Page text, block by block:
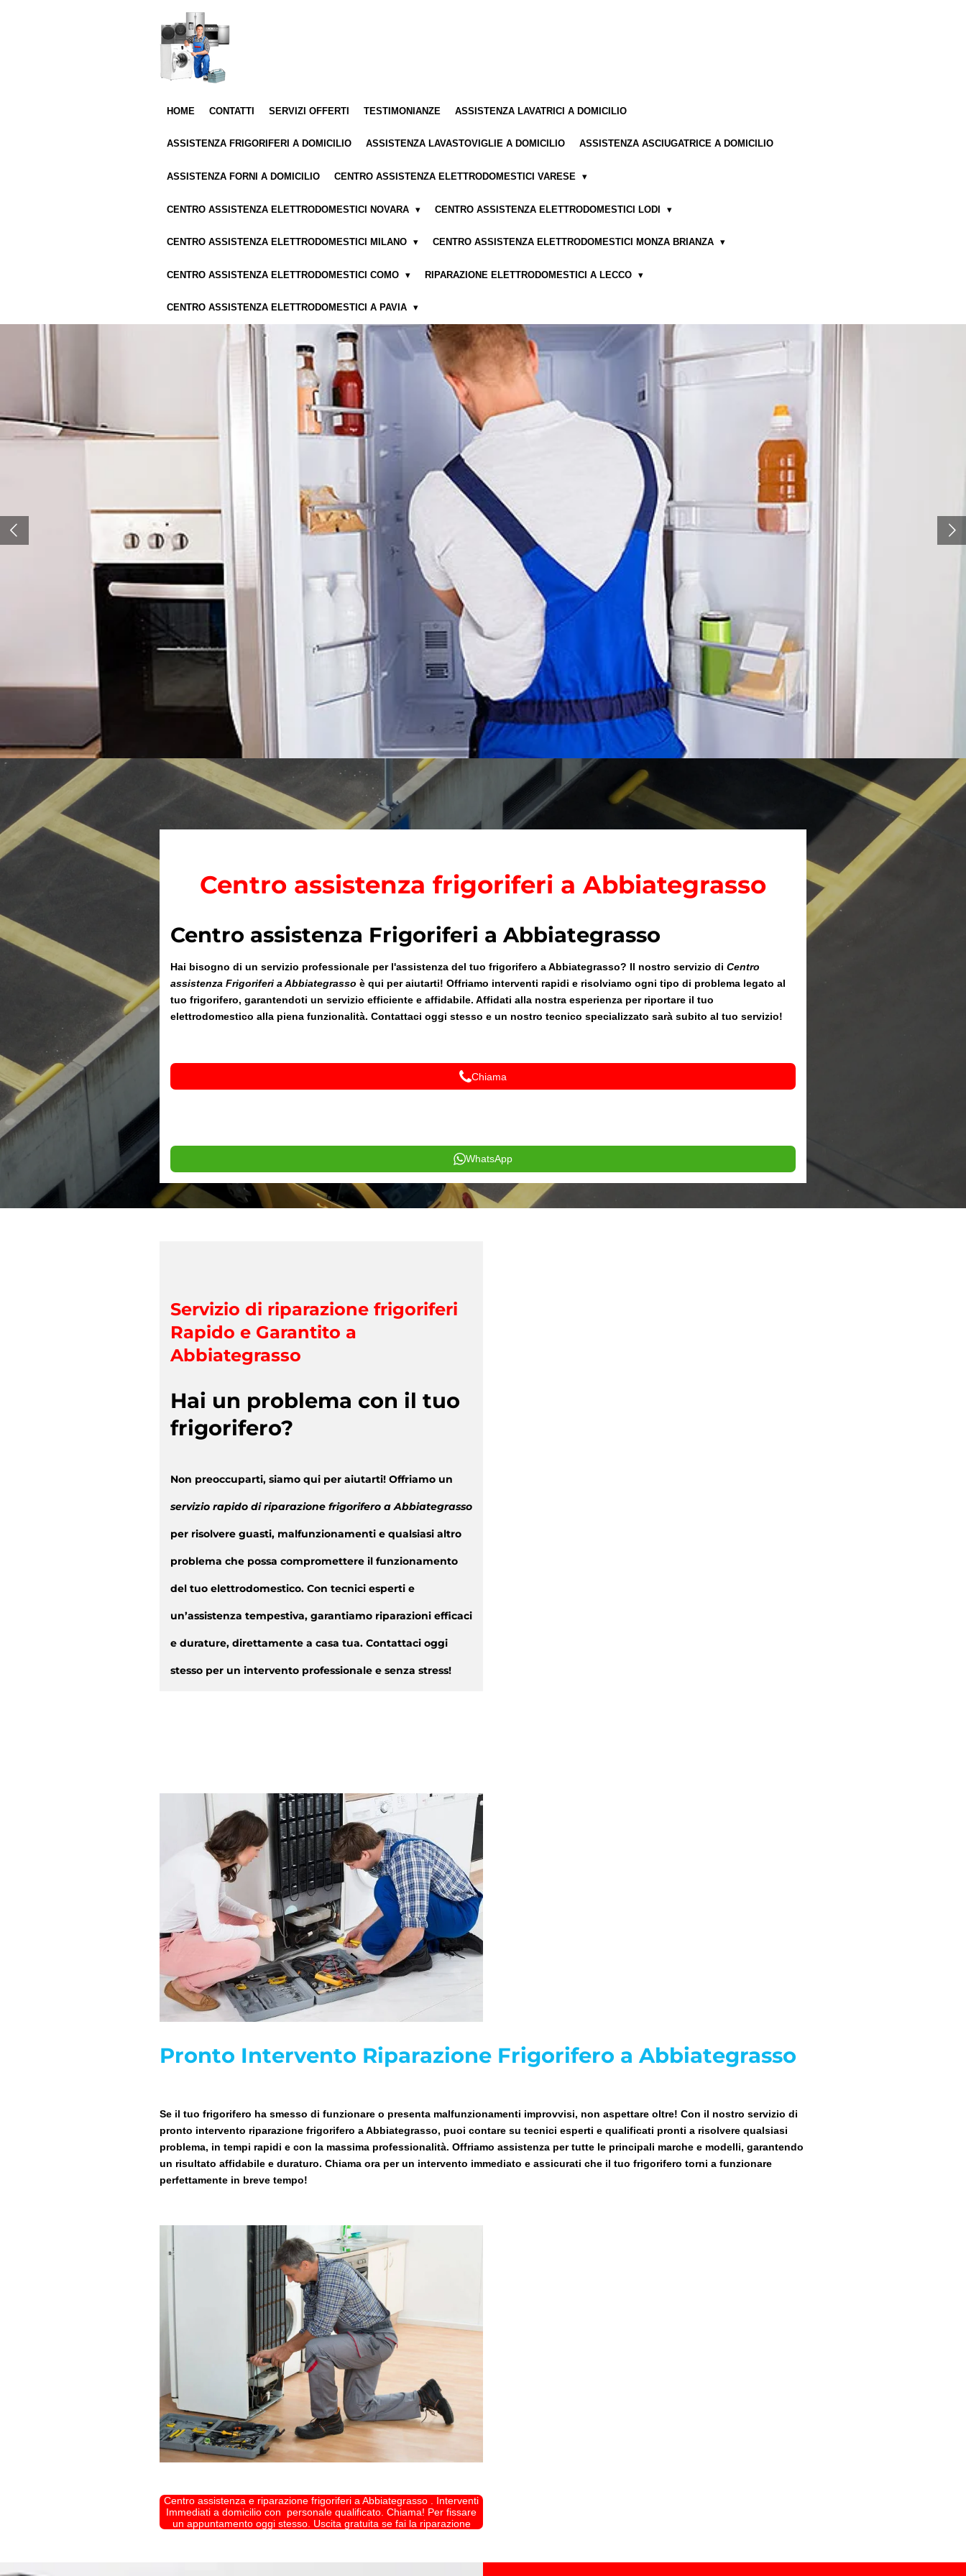
HOME CONTATTI SERVIZI OFFERTI TESTIMONIANZE ASSISTENZA LAVATRICI A DOMICILIO
ASSISTENZA FRIGORIFERI A DOMICILIO ASSISTENZA LAVASTOVIGLIE A DOMICILIO ASSISTENZA ASCIUGATRICE A DOMICILIO
ASSISTENZA FORNI A DOMICILIO CENTRO ASSISTENZA ELETTRODOMESTICI VARESE
CENTRO ASSISTENZA ELETTRODOMESTICI NOVARA CENTRO ASSISTENZA ELETTRODOMESTICI LODI
CENTRO ASSISTENZA ELETTRODOMESTICI MILANO CENTRO ASSISTENZA ELETTRODOMESTICI MONZA BRIANZA
CENTRO ASSISTENZA ELETTRODOMESTICI COMO RIPARAZIONE ELETTRODOMESTICI A LECCO
CENTRO ASSISTENZA ELETTRODOMESTICI A PAVIA
Centro assistenza frigoriferi a Abbiategrasso
Centro assistenza Frigoriferi a Abbiategrasso
Hai bisogno di un servizio professionale per l'assistenza del tuo frigorifero a Abbiategrasso? Il nostro servizio di Centro
assistenza Frigoriferi a Abbiategrasso è qui per aiutarti! Offriamo interventi rapidi e risolviamo ogni tipo di problema legato al
tuo frigorifero, garantendoti un servizio efficiente e affidabile. Affidati alla nostra esperienza per riportare il tuo
elettrodomestico alla piena funzionalità. Contattaci oggi stesso e un nostro tecnico specializzato sarà subito al tuo servizio!
Chiama
WhatsApp
Servizio di riparazione frigoriferi
Rapido e Garantito a
Abbiategrasso
Hai un problema con il tuo
frigorifero?
Non preoccuparti, siamo qui per aiutarti! Offriamo un
servizio rapido di riparazione frigorifero a Abbiategrasso
per risolvere guasti, malfunzionamenti e qualsiasi altro
problema che possa compromettere il funzionamento
del tuo elettrodomestico. Con tecnici esperti e
un’assistenza tempestiva, garantiamo riparazioni efficaci
e durature, direttamente a casa tua. Contattaci oggi
stesso per un intervento professionale e senza stress!
Pronto Intervento Riparazione Frigorifero a Abbiategrasso
Se il tuo frigorifero ha smesso di funzionare o presenta malfunzionamenti improvvisi, non aspettare oltre! Con il nostro servizio di
pronto intervento riparazione frigorifero a Abbiategrasso, puoi contare su tecnici esperti e qualificati pronti a risolvere qualsiasi
problema, in tempi rapidi e con la massima professionalità. Offriamo assistenza per tutte le principali marche e modelli, garantendo
un risultato affidabile e duraturo. Chiama ora per un intervento immediato e assicurati che il tuo frigorifero torni a funzionare
perfettamente in breve tempo!
Centro assistenza e riparazione frigoriferi a Abbiategrasso . Interventi
Immediati a domicilio con personale qualificato. Chiama! Per fissare
un appuntamento oggi stesso. Uscita gratuita se fai la riparazione